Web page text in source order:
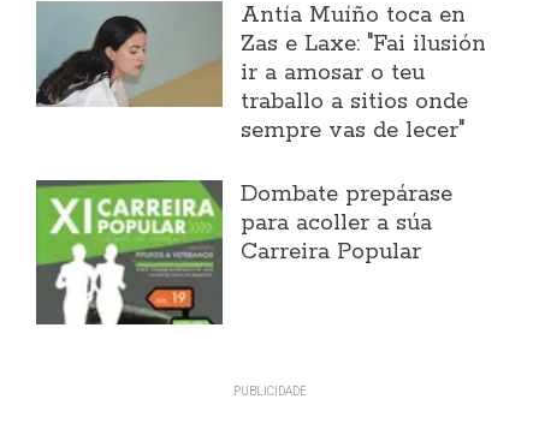
Antía Muíño toca en
Zas e Laxe: "Fai ilusión
ir a amosar o teu
traballo a sitios onde
sempre vas de lecer"
Dombate prepárase
para acoller a súa
Carreira Popular